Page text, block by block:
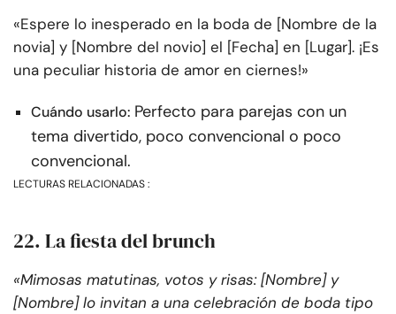
«Espere lo inesperado en la boda de [Nombre de la
novia] y [Nombre del novio] el [Fecha] en [Lugar]. ¡Es
una peculiar historia de amor en ciernes!»
Cuándo usarlo: Perfecto para parejas con un
tema divertido, poco convencional o poco
convencional.
LECTURAS RELACIONADAS :
22. La fiesta del brunch
«Mimosas matutinas, votos y risas: [Nombre] y
[Nombre] lo invitan a una celebración de boda tipo